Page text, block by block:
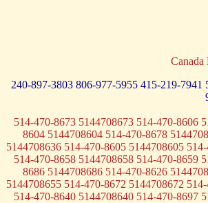
240-897-3803 806-977-5955 415-219-7941
514-470-8673 5144708673 514-470-8606
8604 5144708604 514-470-8678
5144708636 514-470-8605 5144708605
514-470-8658 5144708658 514-470-8659
8686 5144708686 514-470-8626
5144708655 514-470-8672 5144708672
514-470-8640 5144708640 514-470-8697